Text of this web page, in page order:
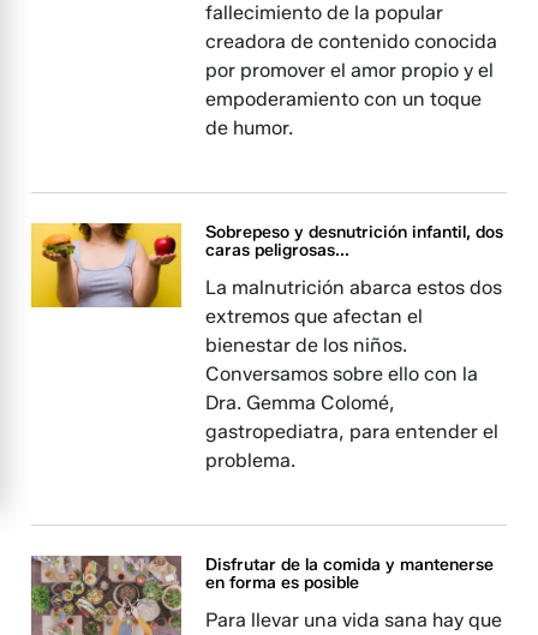
fallecimiento de la popular
creadora de contenido conocida
por promover el amor propio y el
empoderamiento con un toque
de humor.
Sobrepeso y desnutrición infantil, dos
caras peligrosas...
La malnutrición abarca estos dos
extremos que afectan el
bienestar de los niños.
Conversamos sobre ello con la
Dra. Gemma Colomé,
gastropediatra, para entender el
problema.
Disfrutar de la comida y mantenerse
en forma es posible
Para llevar una vida sana hay que